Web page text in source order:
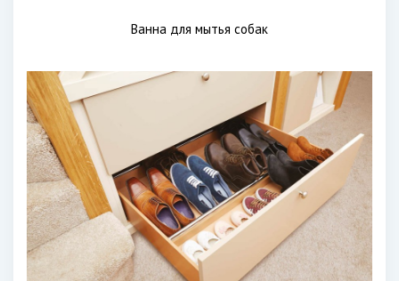
Ванна для мытья собак